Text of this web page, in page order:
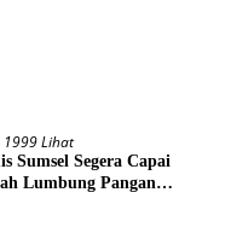
1999 Lihat
Sumsel Segera Capai
Lumbung Pangan